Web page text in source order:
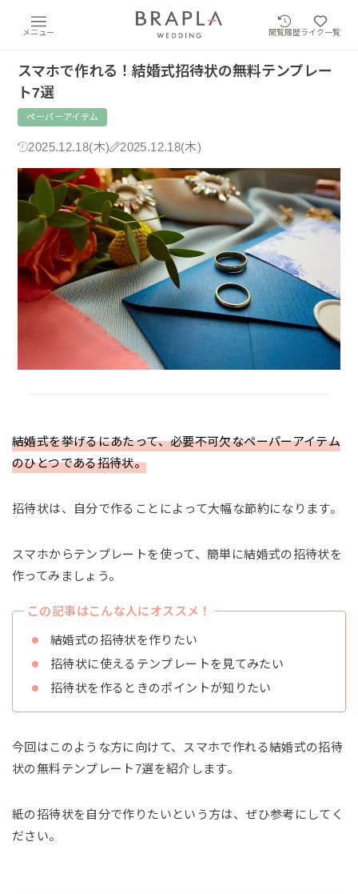
メニュー 閲覧履歴ライク一覧
スマホで作れる！結婚式招待状の無料テンプレー
ト7選
ペーパーアイテム
2025.12.18(木) 2025.12.18(木)
結婚式を挙げるにあたって、必要不可欠なペーパーアイテム
のひとつである招待状。
招待状は、自分で作ることによって大幅な節約になります。
スマホからテンプレートを使って、簡単に結婚式の招待状を
作ってみましょう。
この記事はこんな人にオススメ！
結婚式の招待状を作りたい
招待状に使えるテンプレートを見てみたい
招待状を作るときのポイントが知りたい
今回はこのような方に向けて、スマホで作れる結婚式の招待
状の無料テンプレート7選を紹介します。
紙の招待状を自分で作りたいという方は、ぜひ参考にしてく
ださい。